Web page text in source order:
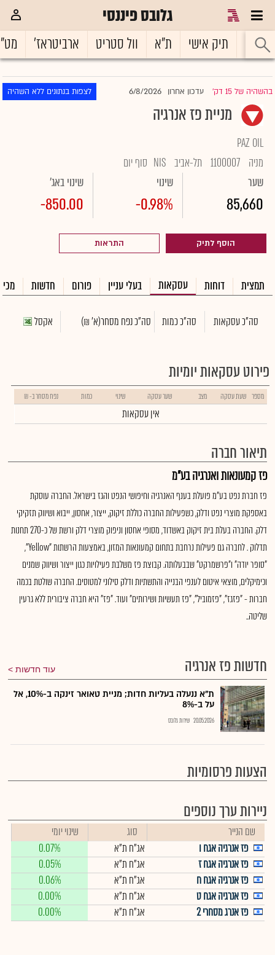
גלובס פיננסי
ראשי תיק אישי ת"א וול סטריט ארביטראז'
בהשהיה של 15 דק' |עדכון אחרון 6/8/2026 לצפות בנתונים ללא השהיה
מניית פז אנרגיה
PAZ OIL
מניה 1100007 תל-אביב NIS סוף יום
שער
85,660
שינוי
-0.98%
שינוי באג'
-850.00
הוסף לתיק התראות
תמצית דוחות עסקאות בעלי עניין פורום חדשות
סה"כ עסקאות סה"כ כמות סה"כ נפח מסחר(א' ₪) אקסל
פירוט עסקאות יומיות
מספר שעת עסקה מצב שער עסקה שינוי כמות נפח מסחר ב- ₪
אין עסקאות
תיאור חברה
פז קמעונאות ואנרגיה בע"מ
פז חברת נפט בע"מ פועלת בענף האנרגיה וחיפושי הנפט והגז בישראל. החברה עוסקת
באספקת מוצרי נפט ודלק, כשפעילות החברה כוללת זיקוק, ייצור, אחסון, ייבוא ושיווק תזקיקי
דלק. החברה בעלת בית זיקוק באשדוד, מסופי אחסון וניפוק מוצרי דלק ורשת של כ-270 תחנות
תדלוק . לחברה גם פעילות נרחבת בתחום קמעונאות המזון, באמצעות הרשתות "Yellow",
"סופר יודה" ו"פרשמרקט" שבבעלותה. קבוצת פז משלבת פעילויות כגון ייצור ושיווק שמנים
וכימיקלים, מוצאי איטום לענפי הבנייה והתשתיות ודלק סילוני למטוסים. החברה שולטת בכמה
חברות - "פזגז", "פזמוביל", "פז תעשיות ושירותים" ועוד. "פז" היא חברה ציבורית ללא גרעין
שליטה..
חדשות פז אנרגיה עוד חדשות
ת"א ננעלה בעליות חדות; מניית טאואר זינקה ב-10%, אל
על ב-8%
20.05.2026 שירות גלובס
הצעות פרסומיות
ניירות ערך נוספים
שם הנייר סוג
שינוי יומי
פז אנרגיה אגח ו
אג"ח ת"א
0.07%
פז אנרגיה אגח ז
אג"ח ת"א
0.05%
פז אנרגיה אגח ח
אג"ח ת"א
0.06%
פז אנרגיה אגח ט
אג"ח ת"א
0.00%
פז אנרג מסחרי 2
אג"ח ת"א 0.00%